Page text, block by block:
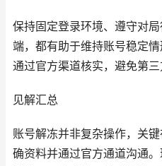
保持固定登录环境、遵守对
端，都有助于维持账号稳定
通过官方渠道核实，避免第三
见解汇总
账号解冻并非复杂操作，关
确资料并通过官方通道沟通